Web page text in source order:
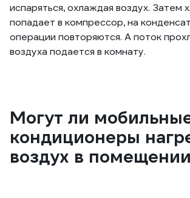
испаряться, охлаждая воздух. Затем
попадает в компрессор, на
операции повторяются. А поток
воздуха подается в комнату.
Могут ли
кондиционеры
воздух в